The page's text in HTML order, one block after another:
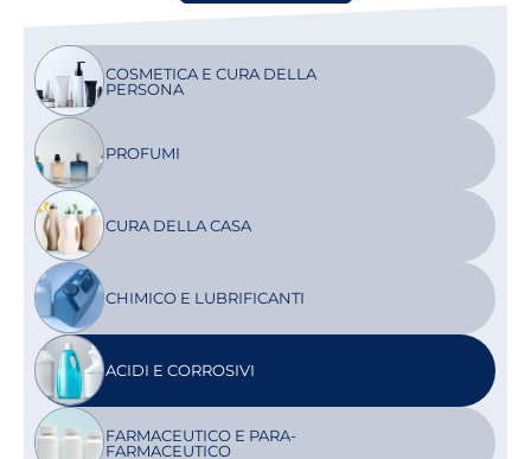
COSMETICA E CURA DELLA
PERSONA
PROFUMI
CURA DELLA CASA
CHIMICO E LUBRIFICANTI
ACIDI E CORROSIVI
FARMACEUTICO E PARA-
FARMACEUTICO